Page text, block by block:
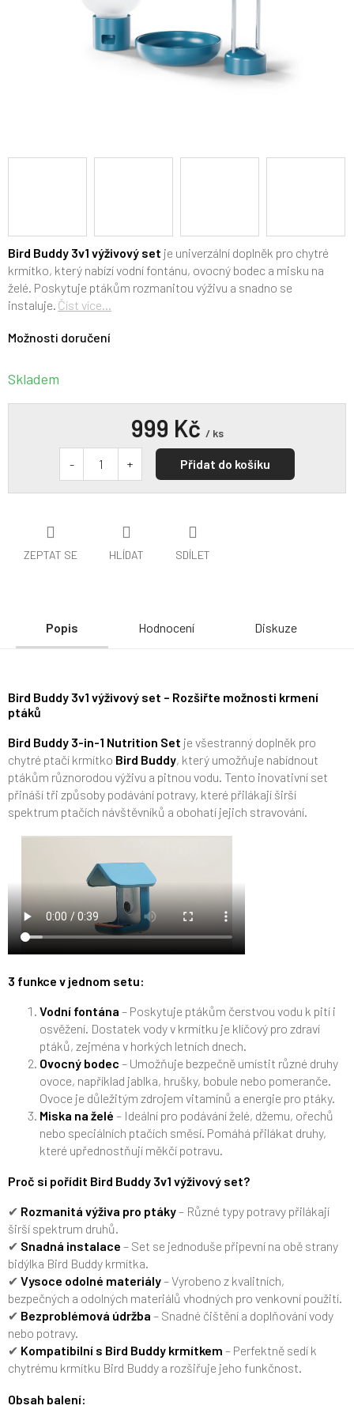
Skladem
Možnosti doručení
Bird Buddy 3v1 výživový set je univerzální doplněk pro chytré
krmítko, který nabízí vodní fontánu, ovocný bodec a misku na
želé. Poskytuje ptákům rozmanitou výživu a snadno se
instaluje. Číst více...
ZEPTAT SE HLÍDAT SDÍLET
999 Kč / ks
Přidat do košíku
Popis Hodnocení Diskuze
Bird Buddy 3v1 výživový set – Rozšiřte možnosti krmení
ptáků
Bird Buddy 3-in-1 Nutrition Set je všestranný doplněk pro
chytré ptačí krmítko Bird Buddy, který umožňuje nabídnout
ptákům různorodou výživu a pitnou vodu. Tento inovativní set
přináší tři způsoby podávání potravy, které přilákají širší
spektrum ptačích návštěvníků a obohatí jejich stravování.
3 funkce v jednom setu:
Vodní fontána – Poskytuje ptákům čerstvou vodu k pití i
osvěžení. Dostatek vody v krmítku je klíčový pro zdraví
ptáků, zejména v horkých letních dnech.
Ovocný bodec – Umožňuje bezpečně umístit různé druhy
ovoce, například jablka, hrušky, bobule nebo pomeranče.
Ovoce je důležitým zdrojem vitamínů a energie pro ptáky.
Miska na želé – Ideální pro podávání želé, džemu, ořechů
nebo speciálních ptačích směsí. Pomáhá přilákat druhy,
které upřednostňují měkčí potravu.
Proč si pořídit Bird Buddy 3v1 výživový set?
✔ Rozmanitá výživa pro ptáky– Různé typy potravy přilákají
širší spektrum druhů.
✔ Snadná instalace – Set se jednoduše připevní na obě strany
bidýlka Bird Buddy krmítka.
✔ Vysoce odolné materiály– Vyrobeno z kvalitních,
bezpečných a odolných materiálů vhodných pro venkovní použití.
✔ Bezproblémová údržba – Snadné čištění a doplňování vody
nebo potravy.
✔ Kompatibilní s Bird Buddy krmítkem – Perfektně sedí k
chytrému krmítku Bird Buddy a rozšiřuje jeho funkčnost.
Obsah balení: